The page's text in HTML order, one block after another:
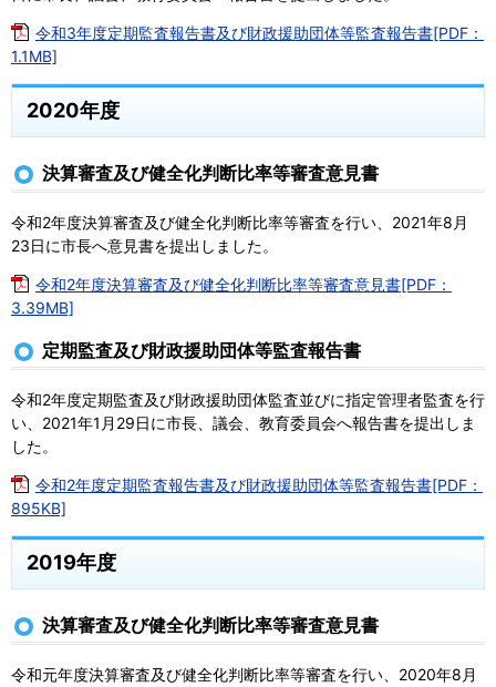
令和3年度定期監査報告書及び財政援助団体等監査報告書[PDF：
1.1MB]
2020年度
決算審査及び健全化判断比率等審査意見書
令和2年度決算審査及び健全化判断比率等審査を行い、2021年8月
23日に市長へ意見書を提出しました。
令和2年度決算審査及び健全化判断比率等審査意見書[PDF：
3.39MB]
定期監査及び財政援助団体等監査報告書
令和2年度定期監査及び財政援助団体監査並びに指定管理者監査を行
い、2021年1月29日に市長、議会、教育委員会へ報告書を提出しま
した。
令和2年度定期監査報告書及び財政援助団体等監査報告書[PDF：
895KB]
2019年度
決算審査及び健全化判断比率等審査意見書
令和元年度決算審査及び健全化判断比率等審査を行い、2020年8月